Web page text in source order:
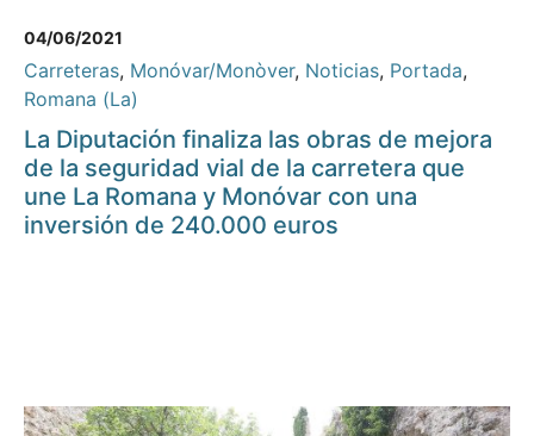
04/06/2021
Carreteras, Monóvar/Monòver, Noticias, Portada,
Romana (La)
La Diputación finaliza las obras de mejora
de la seguridad vial de la carretera que
une La Romana y Monóvar con una
inversión de 240.000 euros